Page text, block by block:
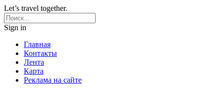
Let’s travel together.
Sign in
Главная
Контакты
Лента
Карта
Реклама на сайте